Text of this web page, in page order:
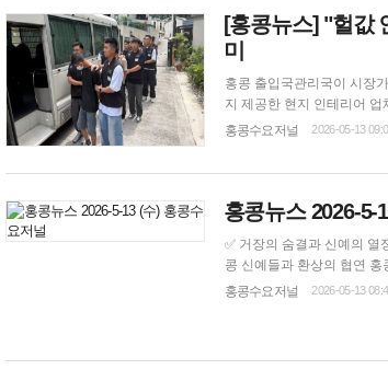
[홍콩뉴스] "헐값
미
홍콩 출입국관리국이 시장
지 제공한 현지 인테리어 업체 대표를 체포했다. 출입국관리국에 따르면 이번 체
하는 과정에서 이루어졌다.
홍콩수요저널 2026-05-13
홍콩뉴스 2026-5-
✅ 거장의 숨결과 신예의 열정, 홍콩의
콩 신예들과 환상의 협연 홍콩 차세대 예술협회(HKGNA, Hong Kong Generation Next Arts)가 주최한 ‘브릴리언트 월드 스타 시리즈: 마스
터 &amp; 라이징 스타
홍콩수요저널 2026-05-13